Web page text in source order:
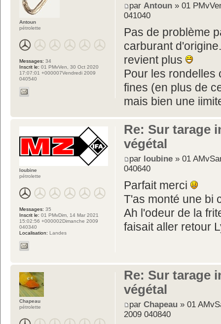
parAntoun » 01
041040
Pas de problème
carburant
revient plus
Pour les rondelles
fines (en plus de
mais bien une
Antoun
pétrolette
Messages: 34
Inscrit le: 01 PMvVen, 30 Oct 2020
17:07:01 +000007Vendredi 2009
040540
Re: Sur tarage
végétal
par loubine » 01
040640
Parfait merci
T'as monté une bi
Ah l'odeur de la
faisait aller retour
loubine
pétrolette
Messages: 35
Inscrit le: 01 PMvDim, 14 Mar 2021
15:02:56 +000002Dimanche 2009
040340
Localisation: Landes
Re: Sur tarage
végétal
parChapeau » 01
2009 040840
Chapeau
pétrolette